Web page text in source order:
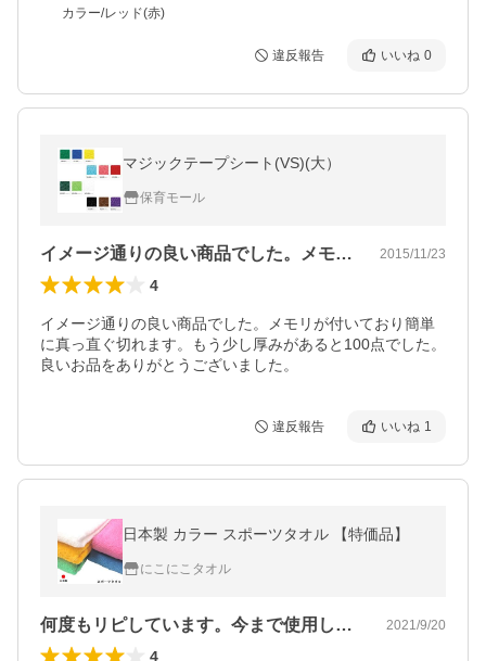
カラー/レッド(赤)
違反報告 いいね 0
マジックテープシート(VS)(大）
保育モール
イメージ通りの良い商品でした。メモリが… 2015/11/23
4
イメージ通りの良い商品でした。メモリが付いており簡単
に真っ直ぐ切れます。もう少し厚みがあると100点でした。
良いお品をありがとうございました。
違反報告 いいね 1
日本製 カラー スポーツタオル 【特価品】
にこにこタオル
何度もリピしています。今まで使用したタ… 2021/9/20
4